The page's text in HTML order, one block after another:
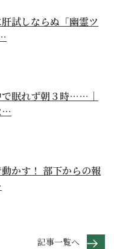
試しならぬ「幽霊ツ
で眠れず朝３時……｜
…
動かす！ 部下からの報
記事一覧へ